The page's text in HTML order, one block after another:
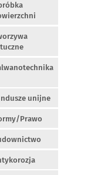
unijne
Prawo